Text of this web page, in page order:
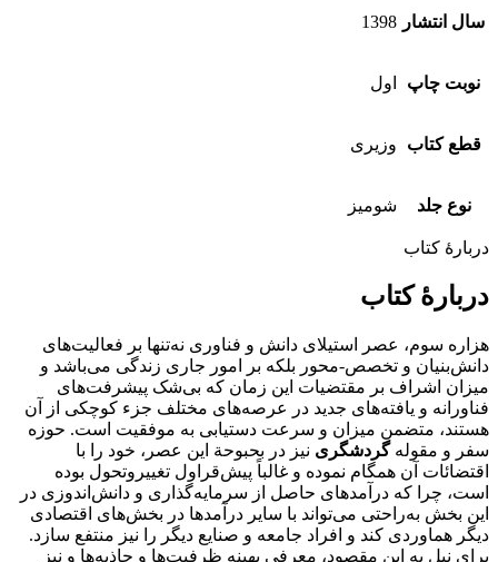
سال انتشار 1398
نوبت چاپ اول
قطع کتاب وزیری
نوع جلد شومیز
دربارهٔ کتاب
دربارهٔ کتاب
هزاره سوم، عصر استیلای دانش و فناوری نه‌تنها بر فعالیت‌های
دانش‌بنیان و تخصص-محور بلکه بر امور جاری زندگی می‌باشد و
میزان اشراف بر مقتضیات این زمان که بی‌شک پیشرفت‌های
فناورانه و یافته‌های جدید در عرصه‌های مختلف جزء کوچکی از آن
هستند، متضمن میزان و سرعت دستیابی به موفقیت است. حوزه
سفر و مقولهگردشگری نیز در بحبوحة این عصر، خود را با
اقتضائات آن همگام نموده و غالباً پیش‌قراول تغییروتحول بوده
است، چرا که درآمدهای حاصل از سرمایه‌گذاری و دانش‌اندوزی در
این بخش به‌راحتی می‌تواند با سایر درآمدها در بخش‌های اقتصادی
دیگر هماوردی کند و افراد جامعه و صنایع دیگر را نیز منتفع سازد.
برای نیل به این مقصود، معرفی بهینه ظرفیت‌ها و جاذبه‌ها و نیز